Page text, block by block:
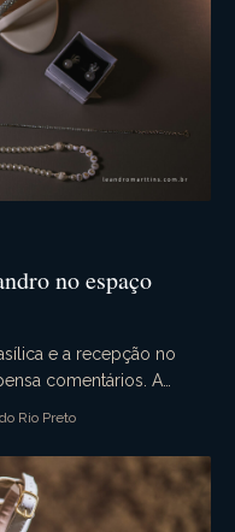
no espaço
e a recepção no
comentários. A
Rio Preto